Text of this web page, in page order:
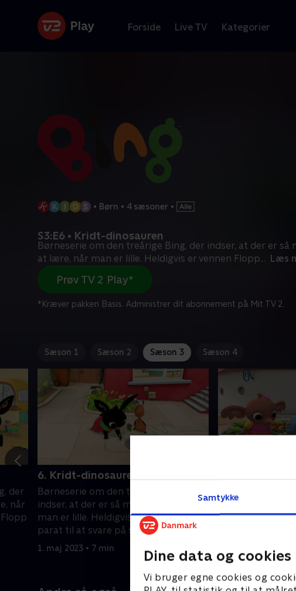
Samtykke
Dine data og cookies
Vi bruger egne cookies og
Forside Live TV Kategorier
• Børn • 4 sæsoner •
S3:E6 • Kridt-dinosauren
Børneserie om den treårige Bing, der indser, at der er så
at lære, når man er lille. Heldigvis er vennen Flopp... Læs
Prøv TV 2 Play*
*Kræver pakken Basis. Administrer dit abonnement på Mit TV 2.
Sæson 1 Sæson 2 Sæson 3 Sæson 4
der
når
6. Kridt-dinosauren
Børneserie om den treårige Bing, der
indser, at der er så meget at lære, når
man er lille. Heldigvis er vennen Flopp
parat til at svare på spørgsmål.
1. maj 2023 • 7 min
Børneserie om
indser, at der er
man er lille.
1. maj 2023 • 7 min